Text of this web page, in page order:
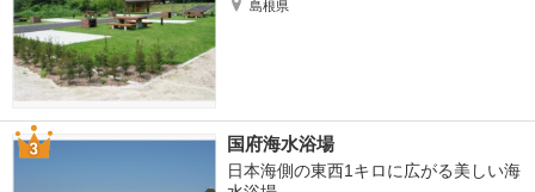
島根県
国府海水浴場
日本海側の東西1キロに広がる美しい海